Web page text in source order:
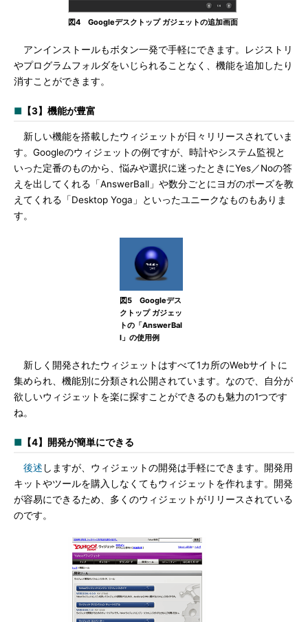
図4 Googleデスクトップ ガジェットの追加画面
アンインストールもボタン一発で手軽にできます。レジストリ
やプログラムフォルダをいじられることなく、機能を追加したり
消すことができます。
■ 【3】機能が豊富
新しい機能を搭載したウィジェットが日々リリースされていま
す。Googleのウィジェットの例ですが、時計やシステム監視と
いった定番のものから、悩みや選択に迷ったときにYes／Noの答
えを出してくれる「AnswerBall」や数分ごとにヨガのポーズを教
えてくれる「Desktop Yoga」といったユニークなものもありま
す。
図5 Googleデス
クトップ ガジェッ
トの「AnswerBal
l」の使用例
新しく開発されたウィジェットはすべて1カ所のWebサイトに
集められ、機能別に分類され公開されています。なので、自分が
欲しいウィジェットを楽に探すことができるのも魅力の1つです
ね。
■ 【4】開発が簡単にできる
後述 しますが、ウィジェットの開発は手軽にできます。開発用
キットやツールを購入しなくてもウィジェットを作れます。開発
が容易にできるため、多くのウィジェットがリリースされている
のです。